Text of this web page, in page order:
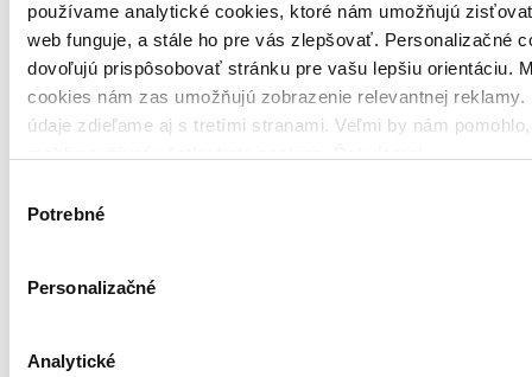
používame analytické cookies, ktoré nám umožňujú
web funguje, a stále ho pre vás zlepšovať. Personalizačné
dovoľujú prispôsobovať stránku pre vašu lepšiu orientáciu.
cookies nám zas umožňujú zobrazenie relevantnej reklamy.
údaje zdieľame aj s tretími stranami. Veľmi by nám
súhlasu
Potrebné
Personalizačné
Analytické
Brožovaná väzba
Angličtina, 2019
Na sklade 2 ks
Túto knihu máme síce aktuálne na sklade, máme však už iba
posledné kusy. Ak ju chcete mať rýchlo, ponáhľajte sa!
Dodanie ďalších môže trvať dlhšie, zvyčajne do 31 dní.
16,20 €
Vložiť do košíka